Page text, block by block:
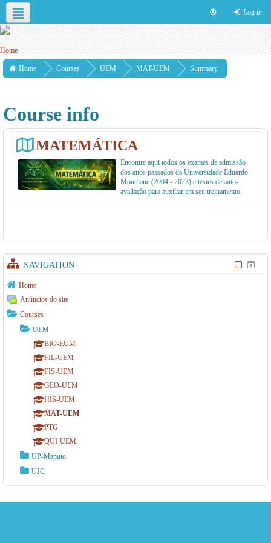
Log in
Home Courses UEM MAT-UEM Summary
Course info
MATEMÁTICA
Encontre aqui todos os exames de admissão
dos anos passados da Universidade Eduardo
Mondlane (2004 - 2023) e testes de auto-
avaliação para auxiliar em seu treinamento.
NAVIGATION
Home
Anúncios do site
Courses
UEM
BIO-EUM
FIL-UEM
FIS-UEM
GEO-UEM
HIS-UEM
MAT-UEM
PTG
QUI-UEM
UP-Maputo
UJC